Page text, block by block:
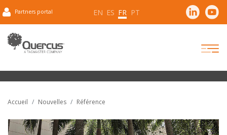
Partners portal EN ES FR PT
Accueil Nouvelles Référence